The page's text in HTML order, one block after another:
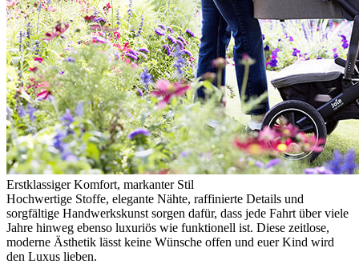
Erstklassiger Komfort, markanter Stil
Hochwertige Stoffe, elegante Nähte, raffinierte Details und
sorgfältige Handwerkskunst sorgen dafür, dass jede Fahrt über viele
Jahre hinweg ebenso luxuriös wie funktionell ist. Diese zeitlose,
moderne Ästhetik lässt keine Wünsche offen und euer Kind wird
den Luxus lieben.